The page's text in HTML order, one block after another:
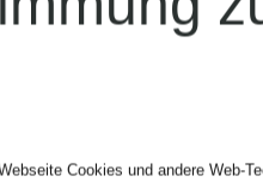
Ultra
Cookies und andere Web-